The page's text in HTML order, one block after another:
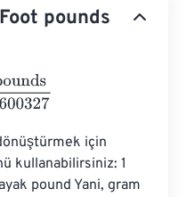
pounds
3.0859600327
için
kullanabilirsiniz: 1
pound Yani, gram